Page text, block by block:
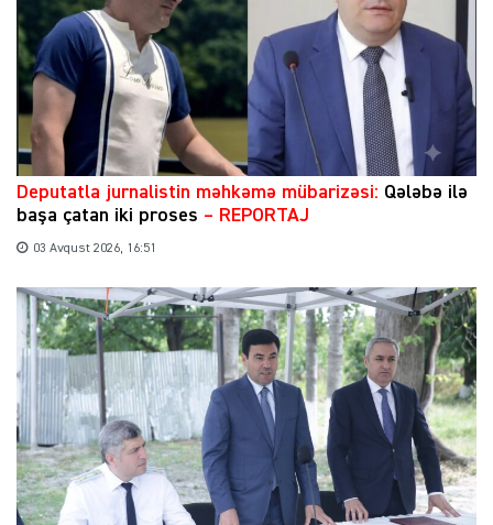
​Deputatla jurnalistin məhkəmə mübarizəsi: Qələbə ilə
başa çatan iki proses – REPORTAJ
03 Avqust 2026, 16:51